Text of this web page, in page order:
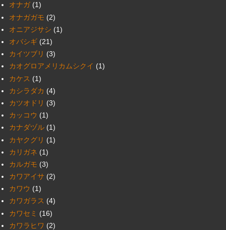
オナガ (1)
オナガガモ (2)
オニアジサシ (1)
オバシギ (21)
カイツブリ (3)
カオグロアメリカムシクイ (1)
カケス (1)
カシラダカ (4)
カツオドリ (3)
カッコウ (1)
カナダヅル (1)
カヤクグリ (1)
カリガネ (1)
カルガモ (3)
カワアイサ (2)
カワウ (1)
カワガラス (4)
カワセミ (16)
カワラヒワ (2)